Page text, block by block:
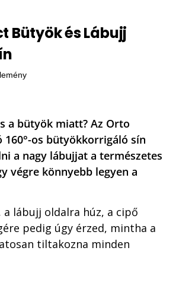
Bütyök és Lábujj
a bütyök miatt? Az Orto
os bütyökkorrigáló sín
a nagy lábujjat a természetes
végre könnyebb legyen a
lábujj oldalra húz, a cipő
pedig úgy érzed, mintha a
tiltakozna minden